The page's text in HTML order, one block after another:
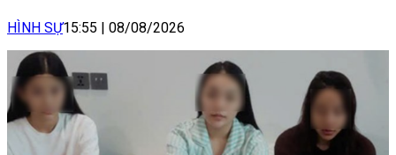
HÌNH SỰ15:55 | 08/08/2026